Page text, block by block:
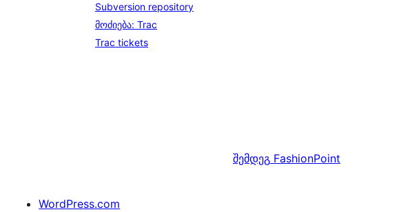
Subversion repository
მოძიება: Trac
Trac tickets
შემდეგ FashionPoint
WordPress.com